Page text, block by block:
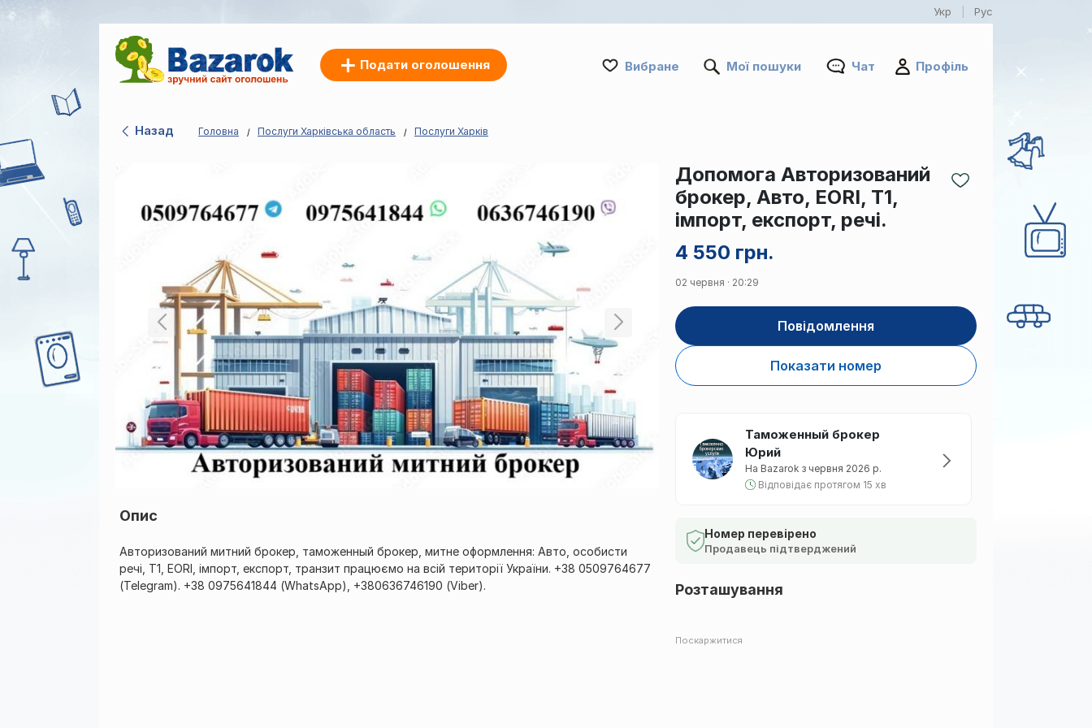
Укр Рус
Подати оголошення Вибране Мої пошуки Чат Профіль
Назад Головна Послуги Харківська область Послуги Харків
Опис
Авторизований митний брокер, таможенный брокер, митне оформлення: Авто, особисти
речі, Т1, EORI, імпорт, експорт, транзит працюємо на всій території України. +38 0509764677
(Telegram). +38 0975641844 (WhatsApp), +380636746190 (Viber).
4 550 грн.
Допомога Авторизований
брокер, Авто, EORI, Т1,
імпорт, експорт, речі.
02 червня · 20:29
Повідомлення
Показати номер
Таможенный брокер
Юрий
На Bazarok з червня 2026 р.
Відповідає протягом 15 хв
Номер перевірено
Продавець підтверджений
Розташування
Поскаржитися